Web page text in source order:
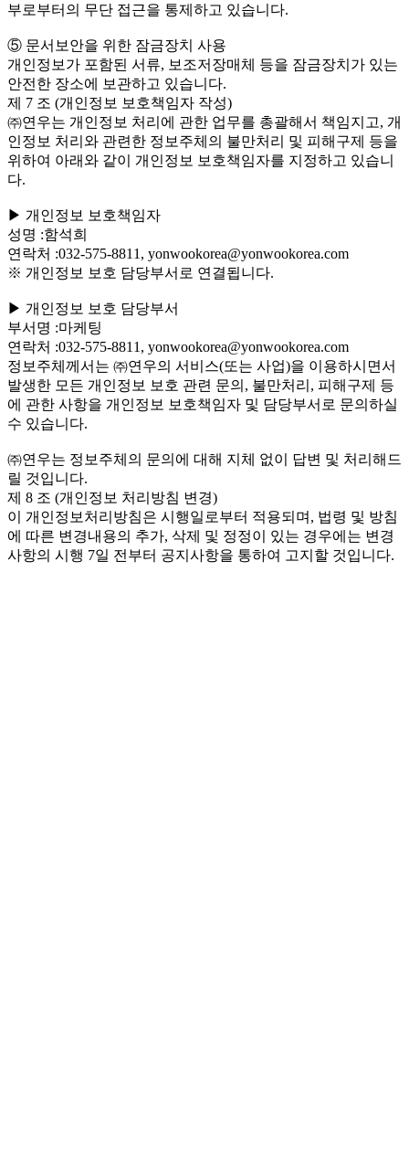
부로부터의 무단 접근을 통제하고 있습니다.
⑤ 문서보안을 위한 잠금장치 사용
개인정보가 포함된 서류, 보조저장매체 등을 잠금장치가 있는
안전한 장소에 보관하고 있습니다.
제 7 조 (개인정보 보호책임자 작성)
㈜연우는 개인정보 처리에 관한 업무를 총괄해서 책임지고, 개
인정보 처리와 관련한 정보주체의 불만처리 및 피해구제 등을
위하여 아래와 같이 개인정보 보호책임자를 지정하고 있습니
다.
▶ 개인정보 보호책임자
성명 :함석희
연락처 :032-575-8811, yonwookorea@yonwookorea.com
※ 개인정보 보호 담당부서로 연결됩니다.
▶ 개인정보 보호 담당부서
부서명 :마케팅
연락처 :032-575-8811, yonwookorea@yonwookorea.com
정보주체께서는 ㈜연우의 서비스(또는 사업)을 이용하시면서
발생한 모든 개인정보 보호 관련 문의, 불만처리, 피해구제 등
에 관한 사항을 개인정보 보호책임자 및 담당부서로 문의하실
수 있습니다.
㈜연우는 정보주체의 문의에 대해 지체 없이 답변 및 처리해드
릴 것입니다.
제 8 조 (개인정보 처리방침 변경)
이 개인정보처리방침은 시행일로부터 적용되며, 법령 및 방침
에 따른 변경내용의 추가, 삭제 및 정정이 있는 경우에는 변경
사항의 시행 7일 전부터 공지사항을 통하여 고지할 것입니다.